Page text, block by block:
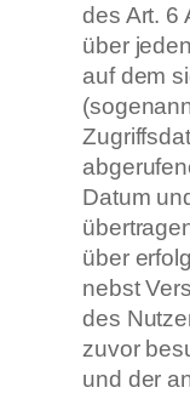
des Art. 6
über
auf dem
Datum
über
nebst
des
zuvor
und der